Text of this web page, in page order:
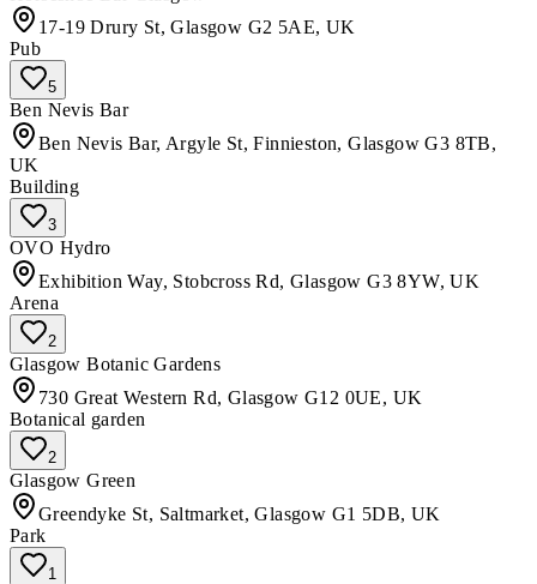
17-19 Drury St, Glasgow G2 5AE, UK
Pub
5
Ben Nevis Bar
Ben Nevis Bar, Argyle St, Finnieston, Glasgow G3 8TB,
UK
Building
3
OVO Hydro
Exhibition Way, Stobcross Rd, Glasgow G3 8YW, UK
Arena
2
Glasgow Botanic Gardens
730 Great Western Rd, Glasgow G12 0UE, UK
Botanical garden
2
Glasgow Green
Greendyke St, Saltmarket, Glasgow G1 5DB, UK
Park
1